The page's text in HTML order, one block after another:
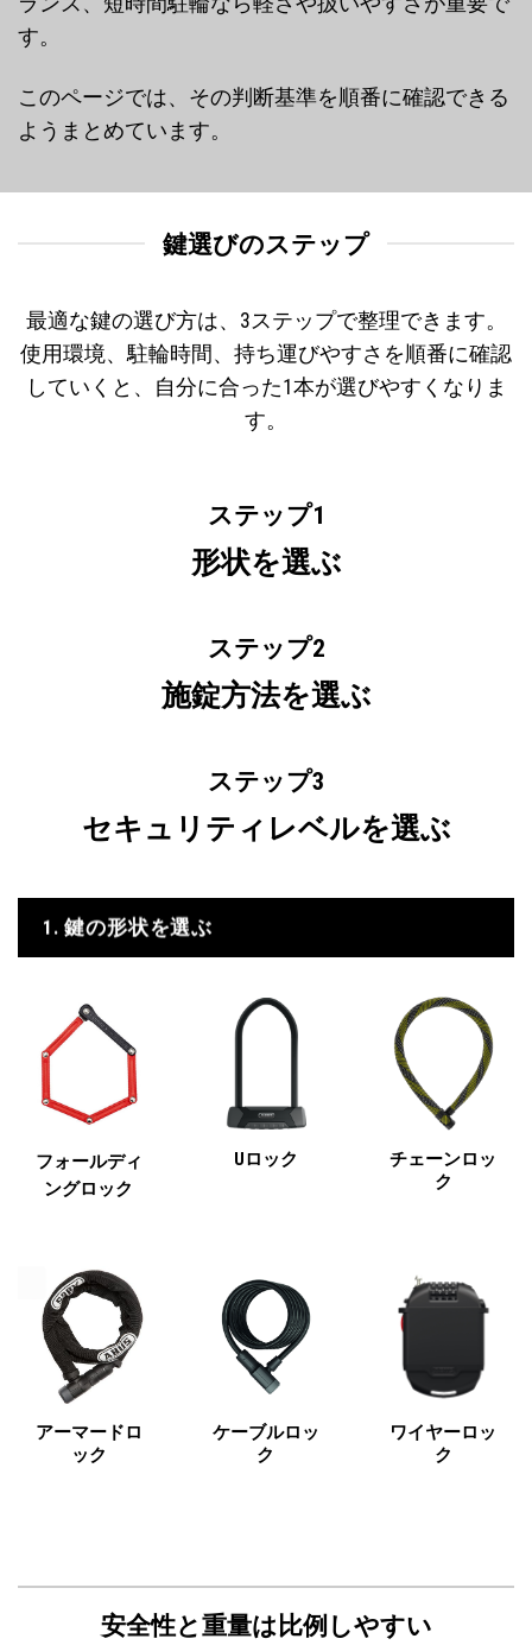
す。
このページでは、その判断基準を順番に確認できる
ようまとめています。
鍵選びのステップ
最適な鍵の選び方は、3ステップで整理できます。
使用環境、駐輪時間、持ち運びやすさを順番に確認
していくと、自分に合った1本が選びやすくなりま
す。
ステップ1
形状を選ぶ
ステップ2
施錠方法を選ぶ
ステップ3
セキュリティレベルを選ぶ
1. 鍵の形状を選ぶ
フォールディ
ングロック
Uロック
チェーンロッ
ク
アーマードロ
ック
ケーブルロッ
ク
ワイヤーロッ
ク
安全性と重量は比例しやすい